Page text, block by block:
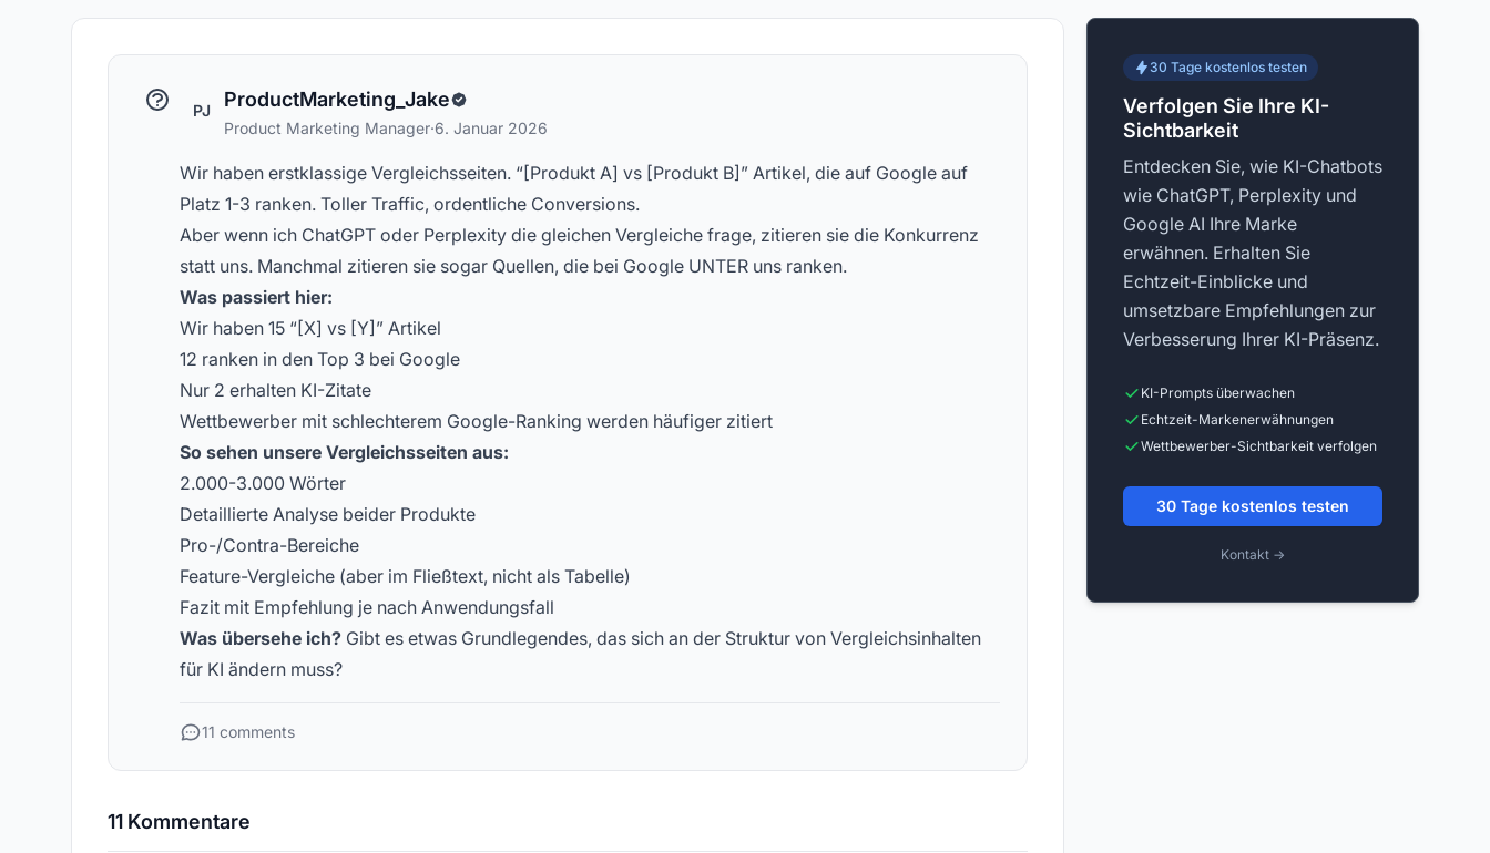
Konzepte zur KI-Sichtbarkeit
gestellte Fragen
PJ ProductMarketing_Jake
Product Marketing Manager·6. Januar 2026
Wir haben erstklassige Vergleichsseiten. “[Produkt A] vs [Produkt B]” Artikel, die auf Google auf
Platz 1-3 ranken. Toller Traffic, ordentliche Conversions.
Aber wenn ich ChatGPT oder Perplexity die gleichen Vergleiche frage, zitieren sie die Konkurrenz
statt uns. Manchmal zitieren sie sogar Quellen, die bei Google UNTER uns ranken.
Was passiert hier:
Wir haben 15 “[X] vs [Y]” Artikel
12 ranken in den Top 3 bei Google
Nur 2 erhalten KI-Zitate
Wettbewerber mit schlechterem Google-Ranking werden häufiger zitiert
So sehen unsere Vergleichsseiten aus:
2.000-3.000 Wörter
Detaillierte Analyse beider Produkte
Pro-/Contra-Bereiche
Feature-Vergleiche (aber im Fließtext, nicht als Tabelle)
Fazit mit Empfehlung je nach Anwendungsfall
Was übersehe ich? Gibt es etwas Grundlegendes, das sich an der Struktur von Vergleichsinhalten
für KI ändern muss?
11 comments
11 Kommentare
30 Tage kostenlos testen
Verfolgen Sie Ihre KI-
Sichtbarkeit
Entdecken Sie, wie KI-Chatbots
wie ChatGPT, Perplexity und
Google AI Ihre Marke
erwähnen. Erhalten Sie
Echtzeit-Einblicke und
umsetzbare Empfehlungen zur
Verbesserung Ihrer KI-Präsenz.
KI-Prompts überwachen
Echtzeit-Markenerwähnungen
Wettbewerber-Sichtbarkeit verfolgen
30 Tage kostenlos testen
Kontakt →